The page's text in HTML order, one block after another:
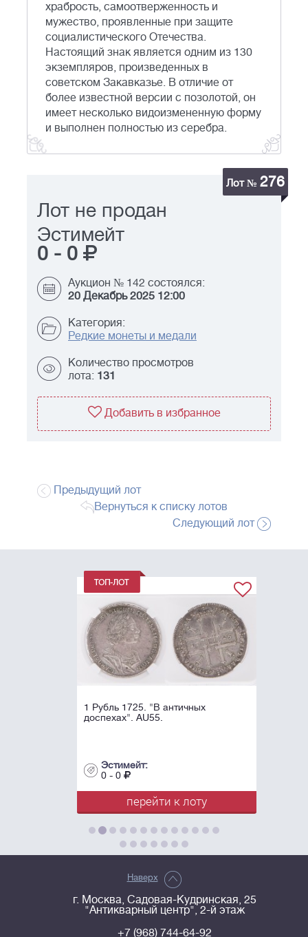
храбрость, самоотверженность и
мужество, проявленные при защите
социалистического Отечества.
Настоящий знак является одним из 130
экземпляров, произведенных в
советском Закавказье. В отличие от
более известной версии с позолотой, он
имеет несколько видоизмененную форму
и выполнен полностью из серебра.
Лот № 276
Лот не продан
Эстимейт
0 - 0
Аукцион № 142 состоялся:
20 Декабрь 2025 12:00
Категория:
Редкие монеты и медали
Количество просмотров
лота: 131
Добавить в избранное
Предыдущий лот
Вернуться к списку лотов
Следующий лот
1 Рубль 1725. "В античных
доспехах". AU55.
Эстимейт:
0 - 0
перейти к лоту
Наверх
г. Москва, Садовая-Кудринская, 25
"Антикварный центр", 2-й этаж
+7 (968) 744-64-92